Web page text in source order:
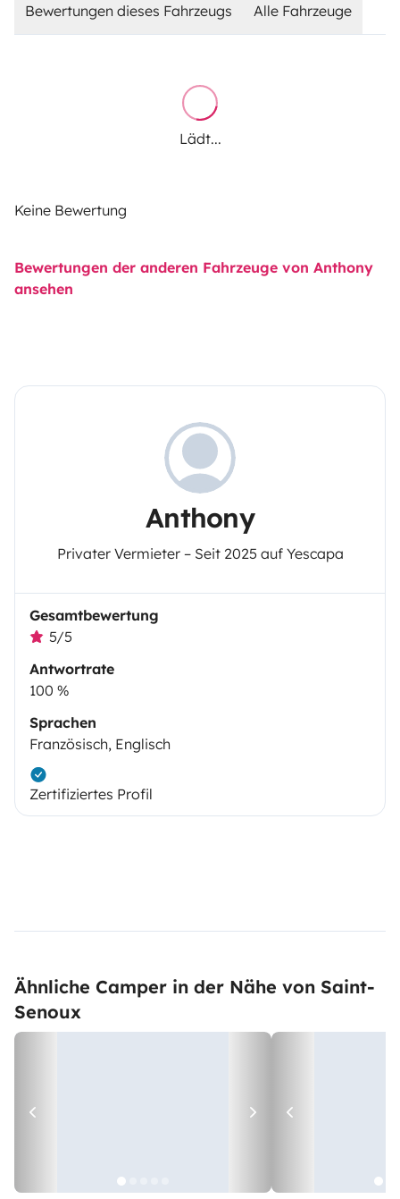
Bewertungen dieses Fahrzeugs Alle Fahrzeuge
Lädt...
Keine Bewertung
Bewertungen der anderen Fahrzeuge von Anthony
ansehen
Anthony
Privater Vermieter – Seit 2025 auf Yescapa
Gesamtbewertung
5/5
Antwortrate
100 %
Sprachen
Französisch, Englisch
Zertifiziertes Profil
Ähnliche Camper in der Nähe von Saint-
Senoux